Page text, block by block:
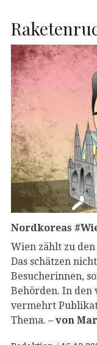
Nordkoreas
Wien zählt zu
Das schätzen
Besucherinnen,
Behörden. In den
vermehrt
Thema. – von